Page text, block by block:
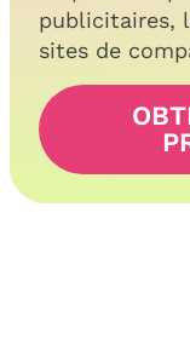
publicitaires,
sites de